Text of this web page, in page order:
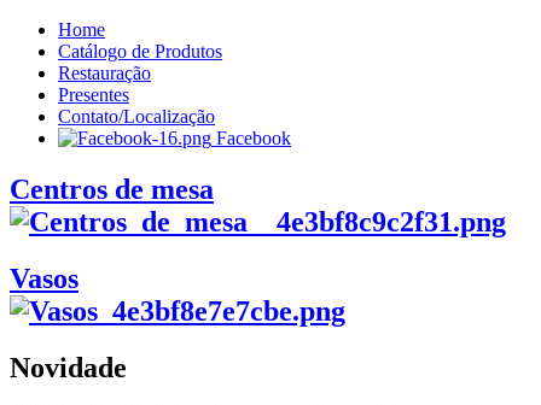
Home
Catálogo de Produtos
Restauração
Presentes
Contato/Localização
Facebook
Centros de mesa
Vasos
Novidade